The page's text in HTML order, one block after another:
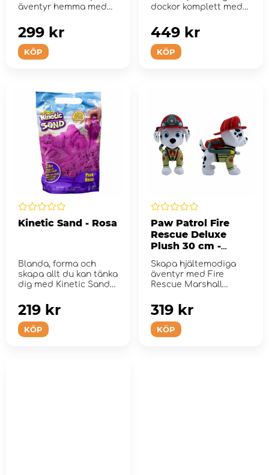
äventyr hemma med
KÖP
299 kr
dockor komplett med
KÖP
449 kr
Kinetic Sand - Rosa
Blanda, forma och
skapa allt du kan tänka
dig med Kinetic Sand
KÖP
219 kr
Paw Patrol Fire
Rescue Deluxe
Plush 30 cm -
Marshall
Skapa hjältemodiga
äventyr med Fire
Rescue Marshall
KÖP
319 kr